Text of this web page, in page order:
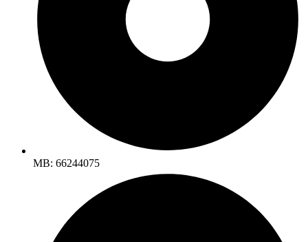
MB: 66244075